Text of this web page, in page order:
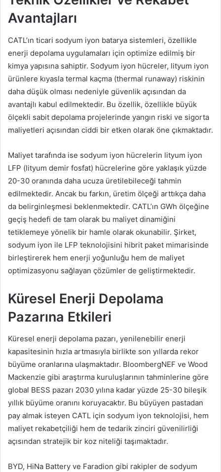
Avantajları
CATL’ın ticari sodyum iyon batarya sistemleri, özellikle
enerji depolama uygulamaları için optimize edilmiş bir
kimya yapısına sahiptir. Sodyum iyon hücreler, lityum iyon
ürünlere kıyasla termal kaçma (thermal runaway) riskinin
daha düşük olması nedeniyle güvenlik açısından da
avantajlı kabul edilmektedir. Bu özellik, özellikle büyük
ölçekli sabit depolama projelerinde yangın riski ve sigorta
maliyetleri açısından ciddi bir etken olarak öne çıkmaktadır.
Maliyet tarafında ise sodyum iyon hücrelerin lityum iyon
LFP (lityum demir fosfat) hücrelerine göre yaklaşık yüzde
20-30 oranında daha ucuza üretilebileceği tahmin
edilmektedir. Ancak bu farkın, üretim ölçeği arttıkça daha
da belirginleşmesi beklenmektedir. CATL’ın GWh ölçeğine
geçiş hedefi de tam olarak bu maliyet dinamiğini
tetiklemeye yönelik bir hamle olarak okunabilir. Şirket,
sodyum iyon ile LFP teknolojisini hibrit paket mimarisinde
birleştirerek hem enerji yoğunluğu hem de maliyet
optimizasyonu sağlayan çözümler de geliştirmektedir.
Küresel Enerji Depolama
Pazarına Etkileri
Küresel enerji depolama pazarı, yenilenebilir enerji
kapasitesinin hızla artmasıyla birlikte son yıllarda rekor
büyüme oranlarına ulaşmaktadır. BloombergNEF ve Wood
Mackenzie gibi araştırma kuruluşlarının tahminlerine göre
global BESS pazarı 2030 yılına kadar yüzde 25-30 bileşik
yıllık büyüme oranını koruyacaktır. Bu büyüyen pastadan
pay almak isteyen CATL için sodyum iyon teknolojisi, hem
maliyet rekabetçiliği hem de tedarik zinciri güvenilirliği
açısından stratejik bir koz niteliği taşımaktadır.
BYD, HiNa Battery ve Faradion gibi rakipler de sodyum